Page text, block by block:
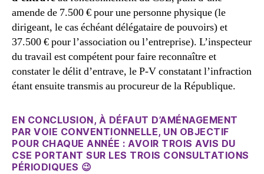
amende de 7.500 € pour une personne physique (le
dirigeant, le cas échéant délégataire de pouvoirs) et
37.500 € pour l’association ou l’entreprise). L’inspecteur
du travail est compétent pour faire reconnaître et
constater le délit d’entrave, le P-V constatant l’infraction
étant ensuite transmis au procureur de la République.
EN CONCLUSION, À DÉFAUT D’AMÉNAGEMENT
PAR VOIE CONVENTIONNELLE, UN OBJECTIF
POUR CHAQUE ANNÉE : AVOIR TROIS AVIS DU
CSE PORTANT SUR LES TROIS CONSULTATIONS
PÉRIODIQUES 😉